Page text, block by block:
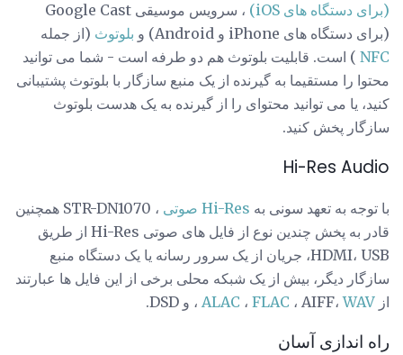
(برای دستگاه های iOS)
، سرویس موسیقی Google Cast
(برای دستگاه های iPhone و Android) و
بلوتوث (از جمله
NFC ) است. قابلیت بلوتوث هم دو طرفه است - شما می توانید
محتوا را مستقیما به گیرنده از یک منبع سازگار با بلوتوث پشتیبانی
کنید، یا می توانید محتوای را از گیرنده به یک هدست بلوتوث
سازگار پخش کنید.
Hi-Res Audio
با توجه به تعهد سونی به Hi-Res صوتی
، STR-DN1070 همچنین
قادر به پخش چندین نوع از فایل های صوتی Hi-Res از طریق
HDMI، USB، جریان از یک سرور رسانه یا یک دستگاه منبع
سازگار دیگر، بیش از یک شبکه محلی برخی از این فایل ها عبارتند
از
ALAC ، FLAC ، AIFF،WAV ، و DSD.
راه اندازی آسان